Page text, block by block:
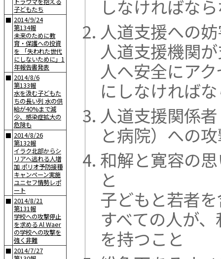
子どもたち
■ 2014/9/24
第134報
未来のために教
育・保護への投資
を 「失われた世代
にしないために」1
年報告書発表
■ 2014/8/6
第133報
水を汲む子どもた
ちの長い列 水の供
給が40%まで減
少、感染症拡大の
危険も
■ 2014/8/26
第132報
イラク北部からシ
リアへ逃れる人増
加 ポリオ予防接種
キャンペーン実施
ユニセフ情勢レポ
ート
■ 2014/8/21
第131報
学校への攻撃停止
を求める Al Waer
の学校への攻撃を
強く非難
■ 2014/7/27
しなければな
人道支援への
人道支援機関
人へ安全にア
にしなければ
人道支援関係
と病院）への
和解と寛容の
と
子どもと若者
すべての人が
を持つこと